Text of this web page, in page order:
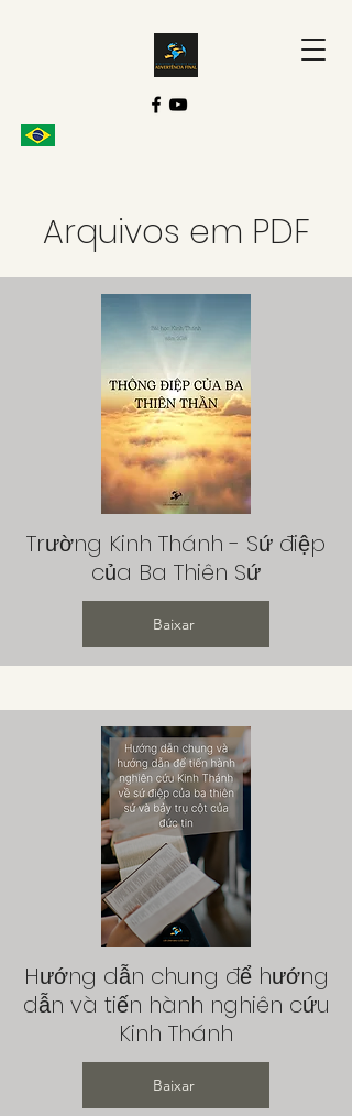
Arquivos em PDF
Trường Kinh Thánh - Sứ điệp
của Ba Thiên Sứ
Baixar
Hướng dẫn chung để hướng
dẫn và tiến hành nghiên cứu
Kinh Thánh
Baixar